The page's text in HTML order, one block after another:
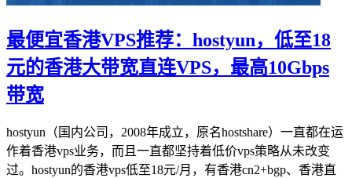
最便宜香港VPS推荐：hostyun，低至18
元的香港大带宽直连VPS，最高10Gbps
带宽
hostyun（国内公司，2008年成立，原名hostshare）一直都在运
作着香港vps业务，而且一直都坚持着低价vps策略从未改变
过。hostyun的香港vps低至18元/月，有香港cn2+bgp、香港直